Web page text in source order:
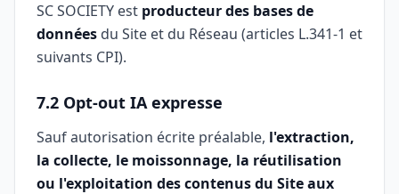
SC SOCIETY est producteur des bases de
données du Site et du Réseau (articles L.341-1 et
suivants CPI).
7.2 Opt-out IA expresse
Sauf autorisation écrite préalable, l'extraction,
la collecte, le moissonnage, la réutilisation
ou l'exploitation des contenus du Site aux